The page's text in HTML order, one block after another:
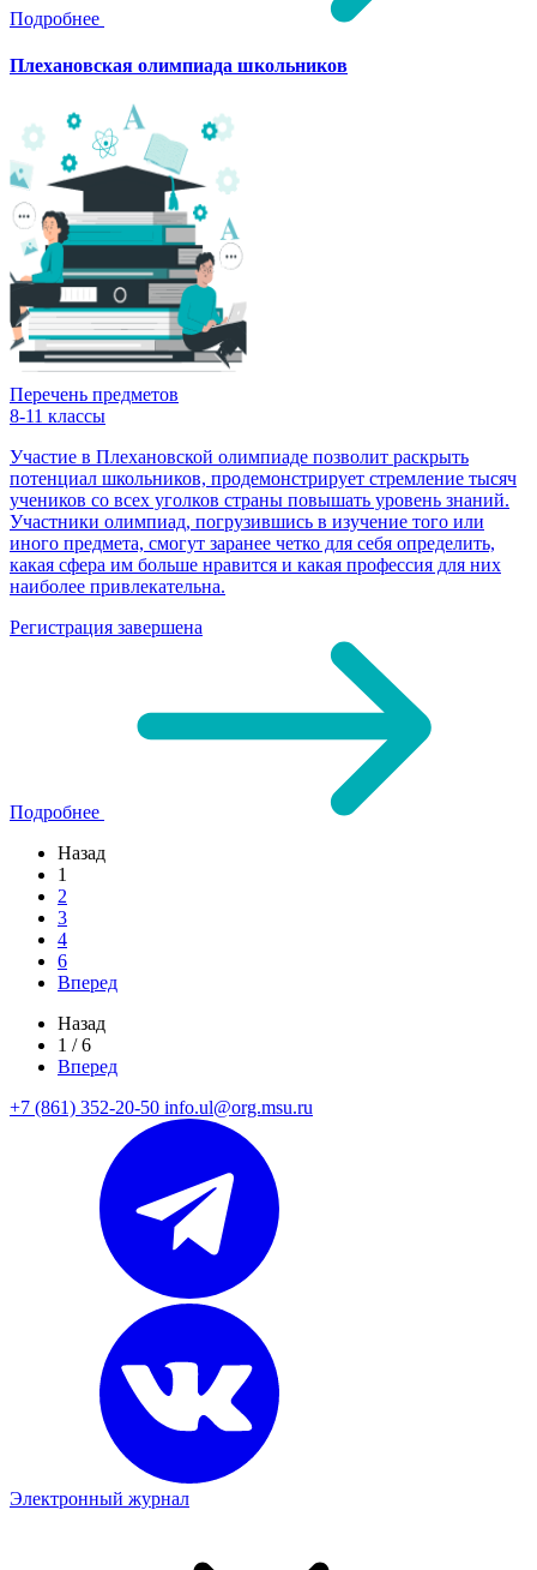
Подробнее
Плехановская олимпиада школьников
Перечень предметов
8-11 классы
Участие в Плехановской олимпиаде позволит раскрыть
потенциал школьников, продемонстрирует стремление тысяч
учеников со всех уголков страны повышать уровень знаний.
Участники олимпиад, погрузившись в изучение того или
иного предмета, смогут заранее четко для себя определить,
какая сфера им больше нравится и какая профессия для них
наиболее привлекательна.
Регистрация завершена
Подробнее
Назад
1
2
3
4
6
Вперед
Назад
1 / 6
Вперед
+7 (861) 352-20-50 info.ul@org.msu.ru
Электронный журнал